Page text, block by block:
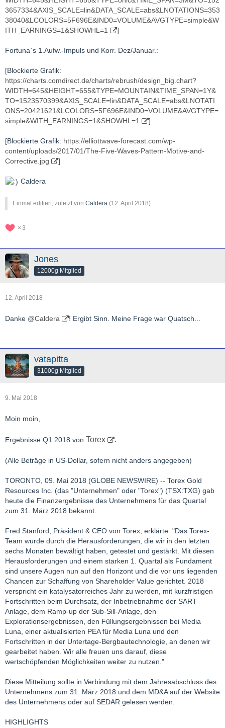
3657334&AXIS_SCALE=lin&DATA_SCALE=abs&LNOTATIONS=353
38040&LCOLORS=5F696E&IND0=VOLUME&AVGTYPE=simple&W
ITH_EARNINGS=1&SHOWHL=1
]
Fortuna`s 1.Aufw.-Impuls und Korr. Dez/Januar.:
[Blockierte Grafik:
https://charts.comdirect.de/charts/rebrush/design_big.chart?
WIDTH=645&HEIGHT=655&TYPE=MOUNTAIN&TIME_SPAN=1Y&
TO=1523570399&AXIS_SCALE=lin&DATA_SCALE=abs&LNOTATI
ONS=20421621&LCOLORS=5F696E&IND0=VOLUME&AVGTYPE=
simple&WITH_EARNINGS=1&SHOWHL=1
]
[Blockierte Grafik: https://elliottwave-forecast.com/wp-
content/uploads/2017/01/The-Five-Waves-Pattern-Motive-and-
Corrective.jpg
]
Caldera
Einmal editiert, zuletzt von Caldera (12. April 2018)
3
Jones
12000g Mitglied
12. April 2018
Danke @Caldera ! Ergibt Sinn. Meine Frage war Quatsch...
vatapitta
31000g Mitglied
9. Mai 2018
Moin moin,
Ergebnisse Q1 2018 von Torex .
(Alle Beträge in US-Dollar, sofern nicht anders angegeben)
TORONTO, 09. Mai 2018 (GLOBE NEWSWIRE) -- Torex Gold
Resources Inc. (das "Unternehmen" oder "Torex") (TSX:TXG) gab
heute die Finanzergebnisse des Unternehmens für das Quartal
zum 31. März 2018 bekannt.
Fred Stanford, Präsident & CEO von Torex, erklärte: "Das Torex-
Team wurde durch die Herausforderungen, die wir in den letzten
sechs Monaten bewältigt haben, getestet und gestärkt. Mit diesen
Herausforderungen und einem starken 1. Quartal als Fundament
sind unsere Augen nun auf den Horizont und die vor uns liegenden
Chancen zur Schaffung von Shareholder Value gerichtet. 2018
verspricht ein katalysatorreiches Jahr zu werden, mit kurzfristigen
Fortschritten beim Durchsatz, der Inbetriebnahme der SART-
Anlage, dem Ramp-up der Sub-Sill-Anlage, den
Explorationsergebnissen, den Füllungsergebnissen bei Media
Luna, einer aktualisierten PEA für Media Luna und den
Fortschritten in der Untertage-Bergbautechnologie, an denen wir
gearbeitet haben. Wir alle freuen uns darauf, diese
wertschöpfenden Möglichkeiten weiter zu nutzen."
Diese Mitteilung sollte in Verbindung mit dem Jahresabschluss des
Unternehmens zum 31. März 2018 und dem MD&A auf der Website
des Unternehmens oder auf SEDAR gelesen werden.
HIGHLIGHTS